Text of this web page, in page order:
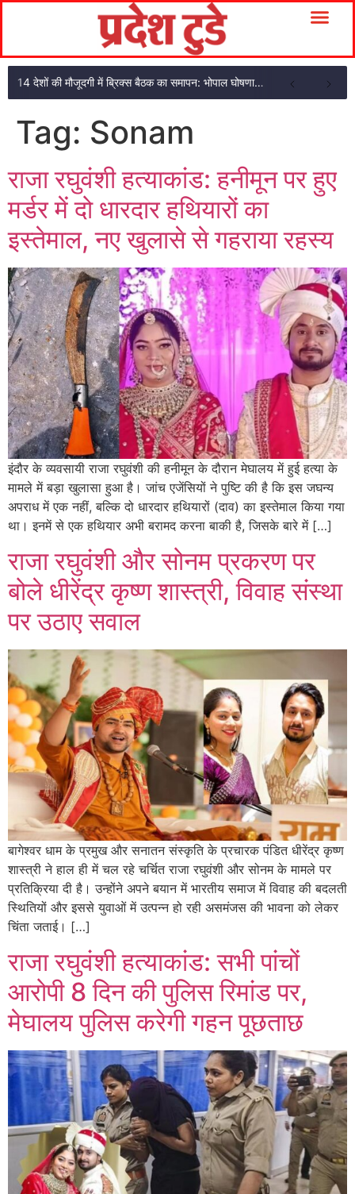
14 देशों की मौजूदगी में ब्रिक्स बैठक का समापन: भोपाल घोषणा पत्र अपनाया
Tag: Sonam
राजा रघुवंशी हत्याकांड: हनीमून पर हुए
मर्डर में दो धारदार हथियारों का
इस्तेमाल, नए खुलासे से गहराया रहस्य
इंदौर के व्यवसायी राजा रघुवंशी की हनीमून के दौरान मेघालय में हुई हत्या के
मामले में बड़ा खुलासा हुआ है। जांच एजेंसियों ने पुष्टि की है कि इस जघन्य
अपराध में एक नहीं, बल्कि दो धारदार हथियारों (दाव) का इस्तेमाल किया गया
था। इनमें से एक हथियार अभी बरामद करना बाकी है, जिसके बारे में […]
राजा रघुवंशी और सोनम प्रकरण पर
बोले धीरेंद्र कृष्ण शास्त्री, विवाह संस्था
पर उठाए सवाल
बागेश्वर धाम के प्रमुख और सनातन संस्कृति के प्रचारक पंडित धीरेंद्र कृष्ण
शास्त्री ने हाल ही में चल रहे चर्चित राजा रघुवंशी और सोनम के मामले पर
प्रतिक्रिया दी है। उन्होंने अपने बयान में भारतीय समाज में विवाह की बदलती
स्थितियों और इससे युवाओं में उत्पन्न हो रही असमंजस की भावना को लेकर
चिंता जताई। […]
राजा रघुवंशी हत्याकांड: सभी पांचों
आरोपी 8 दिन की पुलिस रिमांड पर,
मेघालय पुलिस करेगी गहन पूछताछ